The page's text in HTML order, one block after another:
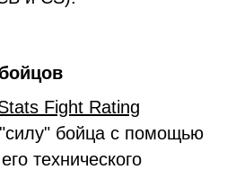
Fight Rating
бойца с помощью
технического